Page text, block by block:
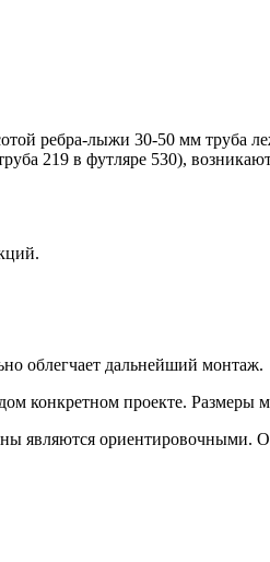
ребра-лыжи 30-50 мм труба
219 в футляре 530),
облегчает дальнейший монтаж.
конкретном проекте.
являются ориентировочными.